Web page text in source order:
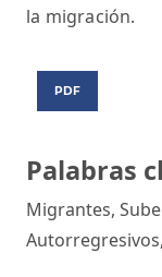
Palabras
Migrantes,
la migración.
PDF